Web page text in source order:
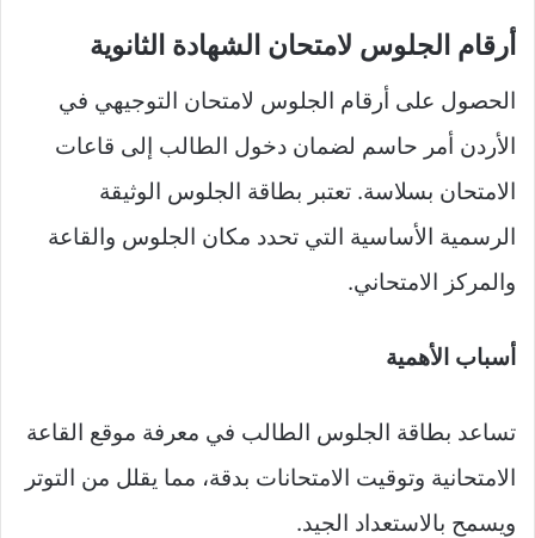
أرقام الجلوس لامتحان الشهادة الثانوية
الحصول على أرقام الجلوس لامتحان التوجيهي في
الأردن أمر حاسم لضمان دخول الطالب إلى قاعات
الامتحان بسلاسة. تعتبر بطاقة الجلوس الوثيقة
الرسمية الأساسية التي تحدد مكان الجلوس والقاعة
والمركز الامتحاني.
أسباب الأهمية
تساعد بطاقة الجلوس الطالب في معرفة موقع القاعة
الامتحانية وتوقيت الامتحانات بدقة، مما يقلل من التوتر
ويسمح بالاستعداد الجيد.